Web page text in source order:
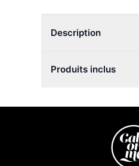
Description
Produits inclus